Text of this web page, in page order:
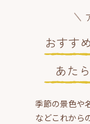
おすす
あた
季節の景色や
などこれから